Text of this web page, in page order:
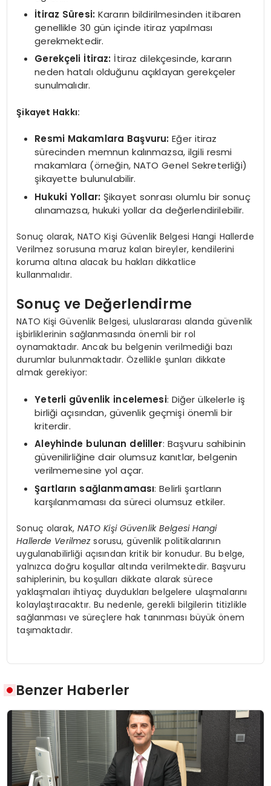
İtiraz Süresi: Kararın bildirilmesinden itibaren
genellikle 30 gün içinde itiraz yapılması
gerekmektedir.
Gerekçeli İtiraz: İtiraz dilekçesinde, kararın
neden hatalı olduğunu açıklayan gerekçeler
sunulmalıdır.
Şikayet Hakkı:
Resmi Makamlara Başvuru: Eğer itiraz
sürecinden memnun kalınmazsa, ilgili resmi
makamlara (örneğin, NATO Genel Sekreterliği)
şikayette bulunulabilir.
Hukuki Yollar: Şikayet sonrası olumlu bir sonuç
alınamazsa, hukuki yollar da değerlendirilebilir.
Sonuç olarak, NATO Kişi Güvenlik Belgesi Hangi Hallerde
Verilmez sorusuna maruz kalan bireyler, kendilerini
koruma altına alacak bu hakları dikkatlice
kullanmalıdır.
Sonuç ve Değerlendirme
NATO Kişi Güvenlik Belgesi, uluslararası alanda güvenlik
işbirliklerinin sağlanmasında önemli bir rol
oynamaktadır. Ancak bu belgenin verilmediği bazı
durumlar bulunmaktadır. Özellikle şunları dikkate
almak gerekiyor:
Yeterli güvenlik incelemesi: Diğer ülkelerle iş
birliği açısından, güvenlik geçmişi önemli bir
kriterdir.
Aleyhinde bulunan deliller: Başvuru sahibinin
güvenilirliğine dair olumsuz kanıtlar, belgenin
verilmemesine yol açar.
Şartların sağlanmaması: Belirli şartların
karşılanmaması da süreci olumsuz etkiler.
Sonuç olarak, NATO Kişi Güvenlik Belgesi Hangi
Hallerde Verilmezsorusu, güvenlik politikalarının
uygulanabilirliği açısından kritik bir konudur. Bu belge,
yalnızca doğru koşullar altında verilmektedir. Başvuru
sahiplerinin, bu koşulları dikkate alarak sürece
yaklaşmaları ihtiyaç duydukları belgelere ulaşmalarını
kolaylaştıracaktır. Bu nedenle, gerekli bilgilerin titizlikle
sağlanması ve süreçlere hak tanınması büyük önem
taşımaktadır.
Benzer Haberler